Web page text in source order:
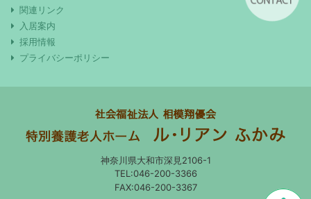
関連リンク
入居案内
採用情報
プライバシーポリシー
神奈川県大和市深見2106-1
TEL:046-200-3366
FAX:046-200-3367